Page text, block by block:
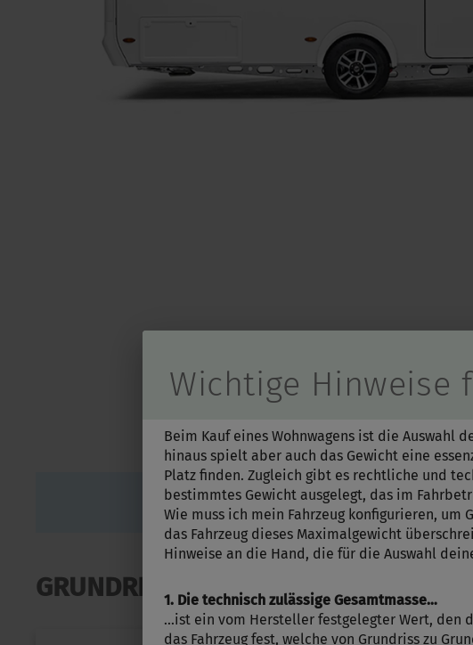
GRUNDRISS
Durch Scrolling
Wichtige Hinweise
Beim Kauf eines Wohnwagens ist die Auswahl
hinaus spielt aber auch das Gewicht eine
Platz finden. Zugleich gibt es rechtliche und
bestimmtes Gewicht ausgelegt, das im
Wie muss ich mein Fahrzeug konfigurieren,
das Fahrzeug dieses Maximalgewicht
Hinweise an die Hand, die für die Auswahl
1. Die technisch zulässige Gesamtmasse…
...ist ein vom Hersteller festgelegter Wert, den
das Fahrzeug fest, welche von Grundriss zu